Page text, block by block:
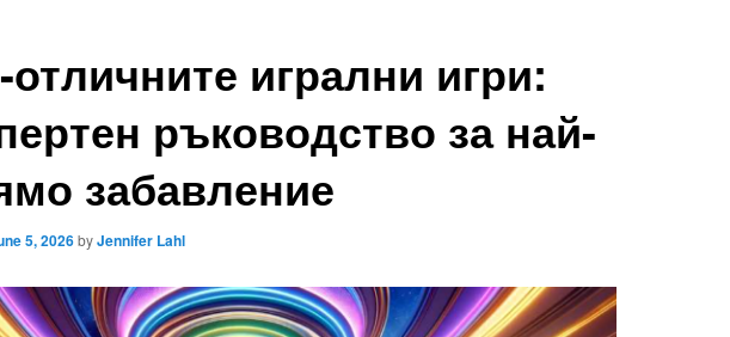
игрални игри:
ръководство за най-
забавление
5, 2026byJennifer Lahl